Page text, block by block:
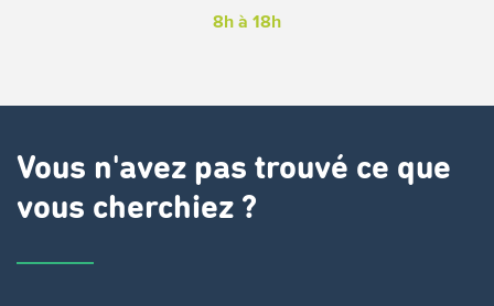
8h à 18h
Vous n'avez pas trouvé ce que
vous cherchiez ?